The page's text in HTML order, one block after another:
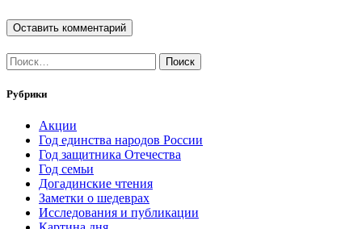
Найти:
Рубрики
Акции
Год единства народов России
Год защитника Отечества
Год семьи
Догадинские чтения
Заметки о шедеврах
Исследования и публикации